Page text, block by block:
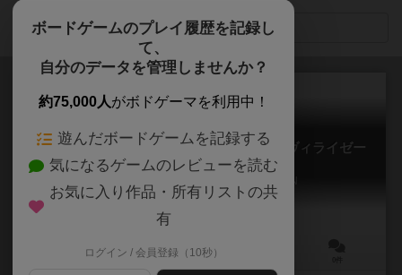
検索メニュー
マーシャンズ：ア・ストーリー・オブ・シヴィライゼー
ション
90～150分
ボードゲームのプレイ履歴を記録し
て、
自分のデータを管理しませんか？
約75,000人がボドゲーマを利用中！
遊んだボードゲームを記録する
気になるゲームのレビューを読む
お気に入り作品・所有リストの共
有
ログイン / 会員登録（10秒）